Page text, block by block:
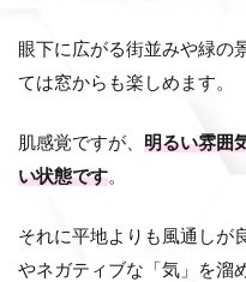
眼下に広がる街並みや緑の
ては窓からも楽しめます。
肌感覚ですが、 明るい雰囲
い状態です。
それに平地よりも風通しが
やネガティブな「気」を溜